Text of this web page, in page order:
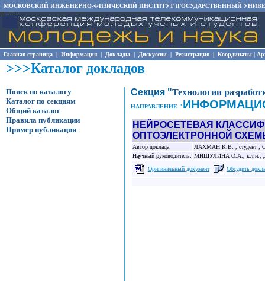
МОСКОВСКИЙ ИНЖЕНЕРНО-ФИЗИЧЕСКИЙ ИНСТИТУТ (ГОСУДАРСТВЕННЫЙ
Главная страница | Информация | Доклады | Дискуссии | Регистрация | Координаты |
>>>Каталог докладов
Поиск по каталогу
Каталог по секциям
Общий каталог
Правила публикации
Пример публикации
Секция "Технологии
НАПРАВЛЕНИЕ "
НЕЙРОСЕТЕВАЯ
ОПТОЭЛЕКТРОННОЙ
Автор доклада:
ЛАХМАН К.В. , студент ;
Научный руководитель: МИШУЛИНА О.А., к.т.н.,
Оригинальный документ
Обсудить